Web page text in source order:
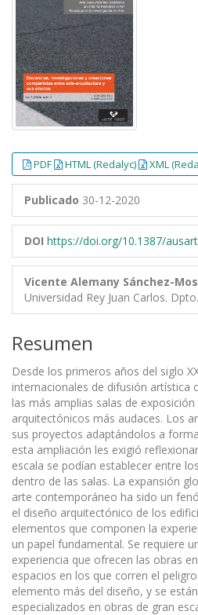
PDF HTML (Redalyc) XML
Publicado 30-12-2020
DOI https://doi.org/10.1387/
Vicente Alemany Sánchez-
Universidad Rey Juan Carlos.
Resumen
Desde los primeros años del siglo
internacionales de difusión artística
las más amplias salas de
arquitectónicos más audaces. Los
sus proyectos adaptándolos a
esta ampliación les exigió
escala se podían establecer entre
dentro de las salas. La expansión
arte contemporáneo ha sido un
el diseño arquitectónico de los
elementos que componen la
un papel fundamental. Se requiere
experiencia que ofrecen las obras
espacios en los que corren el
elemento más del diseño, y se
especializados en obras de gran